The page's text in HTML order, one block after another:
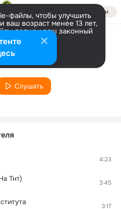
Войти
файлы, чтобы улучшить
ваш возраст менее 13 лет,
должен ваш законный
информации
таз стелит
Слушать
4:23
Тнт) 3:45
3:17